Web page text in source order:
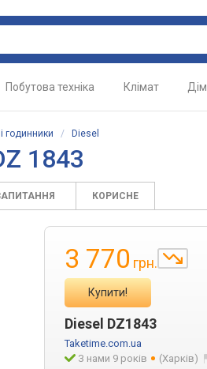
Побутова техніка Клімат Дім
годинники / Diesel
1843
КОРИСНЕ
3 770 грн.
Купити!
Diesel DZ1843
Taketime.com.ua
З нами 9 років
(Харків)